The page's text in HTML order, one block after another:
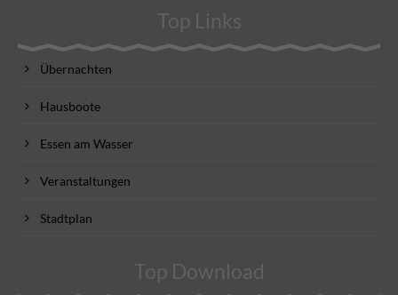
Top Links
Übernachten
Hausboote
Essen am Wasser
Veranstaltungen
Stadtplan
Top Download